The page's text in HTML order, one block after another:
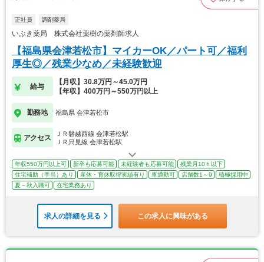
正社員 調剤薬局
いぶき薬局 株式会社薬樹の薬剤師求人
【福島県会津若松市】マイカーOK／パート可／福利
厚生◎／残業少なめ／未経験歓迎
給与
【月収】30.8万円～45.0万円
【年収】400万円～550万円以上
勤務地 福島県 会津若松市
アクセス
ＪＲ磐越西線 会津若松駅
ＪＲ只見線 会津若松駅
年収550万円以上可 新卒も応募可能 未経験者も応募可能
残業月10ｈ以下
住宅補助（手当）あり
産休・育休取得実績有り 車通勤可 店舗数1～9
積極採用中
夏～秋入職可
在宅業務あり
求人の詳細を見る この求人に興味がある